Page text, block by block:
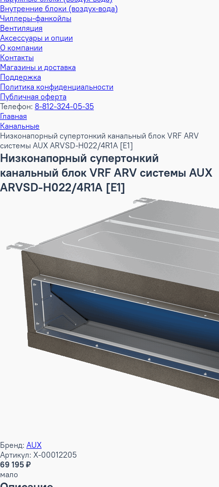
Внутренние блоки (воздух-вода)
Чиллеры-фанкойлы
Вентиляция
Аксессуары и опции
О компании
Контакты
Магазины и доставка
Поддержка
Политика конфиденциальности
Публичная оферта
Телефон: 8-812-324-05-35
Главная
Канальные
Низконапорный супертонкий канальный блок VRF ARV
системы AUX ARVSD-H022/4R1A [E1]
Низконапорный супертонкий
канальный блок VRF ARV системы AUX
ARVSD-H022/4R1A [E1]
Бренд: AUX
Артикул: X-00012205
69 195 ₽
мало